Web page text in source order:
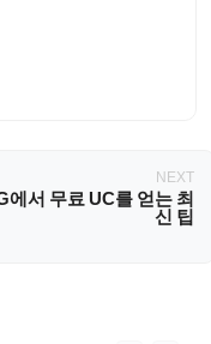
NEXT
에서 무료 UC를 얻는 최
신 팁